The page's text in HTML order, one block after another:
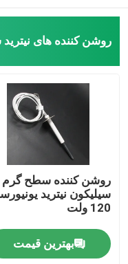
روشن کننده های
روشن کننده سطح گرم
سیلیکون نیترید
120 ولت
بهترین قیمت